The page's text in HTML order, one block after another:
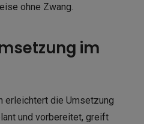
ohne Zwang.
im
erleichtert die Umsetzung
und vorbereitet, greift